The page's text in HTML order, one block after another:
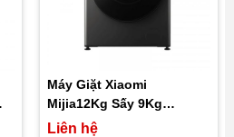
Máy Giặt Xiaomi
Mijia12Kg Sấy 9Kg
(XHQG120MJ202)
Liên hệ